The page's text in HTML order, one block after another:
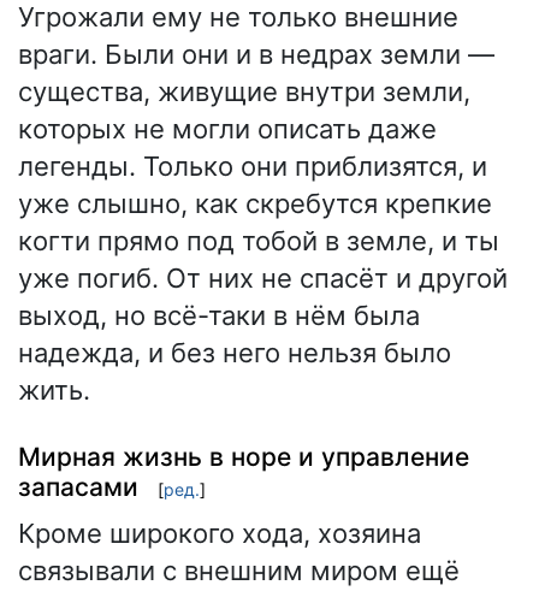
Угрожали ему не только внешние
враги. Были они и в недрах земли —
существа, живущие внутри земли,
которых не могли описать даже
легенды. Только они приблизятся, и
уже слышно, как скребутся крепкие
когти прямо под тобой в земле, и ты
уже погиб. От них не спасёт и другой
выход, но всё-таки в нём была
надежда, и без него нельзя было
жить.
Мирная жизнь в норе и управление
запасами
[ред.]
Кроме широкого хода, хозяина
связывали с внешним миром ещё